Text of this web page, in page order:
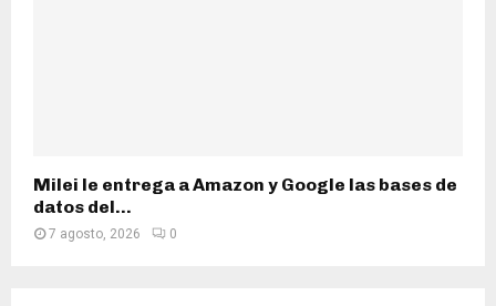
Milei le entrega a Amazon y Google las bases de
datos del...
7 agosto, 2026 0